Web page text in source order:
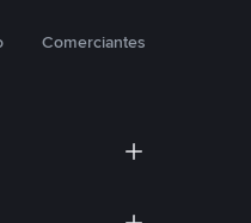
Comerciantes